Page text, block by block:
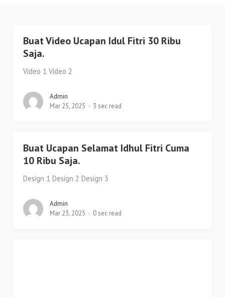
Buat Video Ucapan Idul Fitri 30 Ribu
Saja.
Video 1 Video 2
Admin
Mar 25, 2025
3 sec read
Buat Ucapan Selamat Idhul Fitri Cuma
10 Ribu Saja.
Design 1 Design 2 Design 3
Admin
Mar 23, 2025
0 sec read